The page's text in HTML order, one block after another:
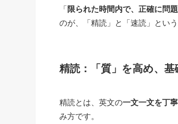
「 限られた時間内で、正確に問
のが、「精読」と「速読」とい
精読：「質」を高め、基
精読とは、英文の一文一文を丁
み方です。